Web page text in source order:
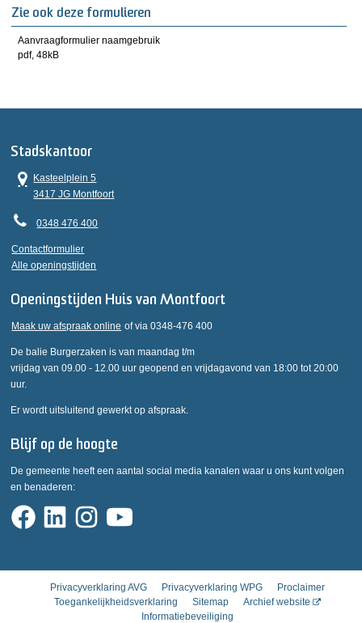
Zie ook deze formulieren
Aanvraagformulier naamgebruik
pdf, 48kB
Stadskantoor
Kasteelplein 5
3417 JG Montfoort
0348 476 400
Contactformulier
Alle openingstijden
Openingstijden Huis van Montfoort
Maak uw afspraak online of via 0348-476 400
De balie Burgerzaken is van maandag t/m
vrijdag van 09.00 - 12.00 uur geopend en vrijdagavond van 18:00 tot 20:00
uur.
Er wordt uitsluitend gewerkt op afspraak.
Blijf op de hoogte
De gemeente heeft een aantal social media kanalen waar u ons kunt volgen
en benaderen:
Privacyverklaring AVG Privacyverklaring WPG
Proclaimer
Toegankelijkheidsverklaring
Sitemap
Archief website
Informatiebeveiliging